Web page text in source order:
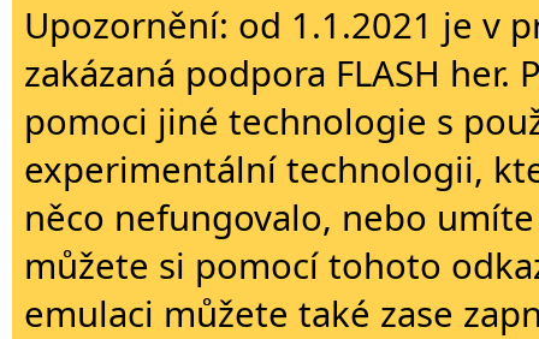
Upozornění: od 1.1.2021 je v
zakázaná podpora FLASH
pomoci jiné technologie s
experimentální technologii,
něco nefungovalo, nebo
můžete si pomocí tohoto
emulaci můžete také zase